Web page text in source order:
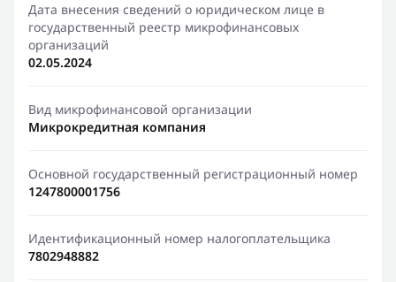
Дата внесения сведений о юридическом лице в
государственный реестр микрофинансовых
организаций
02.05.2024
Вид микрофинансовой организации
Микрокредитная компания
Основной государственный регистрационный номер
1247800001756
Идентификационный номер налогоплательщика
7802948882